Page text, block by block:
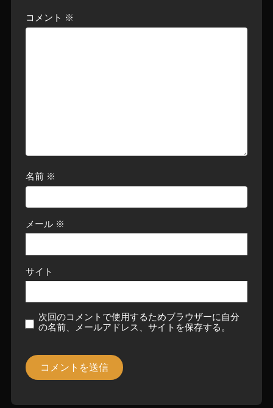
コメント ※
名前 ※
メール ※
サイト
次回のコメントで使用するためブラウザーに自分
の名前、メールアドレス、サイトを保存する。